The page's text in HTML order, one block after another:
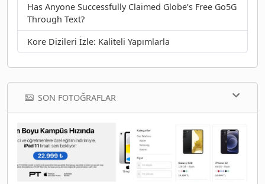
Has Anyone Successfully Claimed Globe’s Free Go5G
Through Text?
Kore Dizileri İzle: Kaliteli Yapımlarla
SON FOTOĞRAFLAR